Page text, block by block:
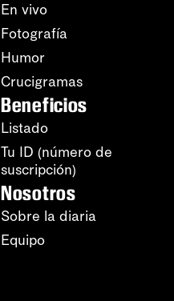
En vivo
Fotografía
Humor
Crucigramas
Beneficios
Listado
Tu ID (número de
suscripción)
Nosotros
Sobre la diaria
Equipo